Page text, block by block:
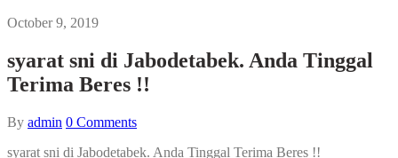
October 9, 2019
syarat sni di Jabodetabek. Anda Tinggal
Terima Beres !!
By admin 0 Comments
syarat sni di Jabodetabek. Anda Tinggal Terima Beres !!